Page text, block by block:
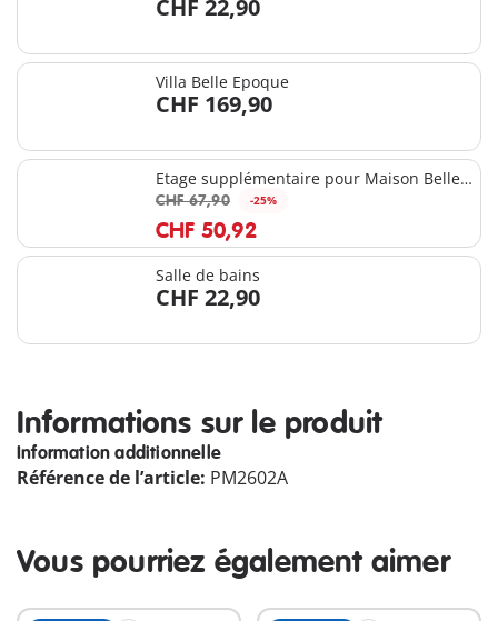
CHF 22,90
Villa Belle Epoque
CHF 169,90
Etage supplémentaire pour Maison Belle
Epoque
CHF 67,90 -25%
CHF 50,92
Salle de bains
CHF 22,90
Informations sur le produit
Information additionnelle
Référence de l’article: PM2602A
Vous pourriez également aimer